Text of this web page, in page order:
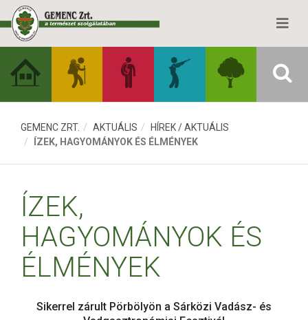
GEMENC ZRT. AKTUÁLIS
HÍREK / AKTUÁLIS
ÍZEK, HAGYOMÁNYOK ÉS ÉLMÉNYEK
ÍZEK,
HAGYOMÁNYOK ÉS
ÉLMÉNYEK
Sikerrel zárult Pörbölyön a Sárközi Vadász- és